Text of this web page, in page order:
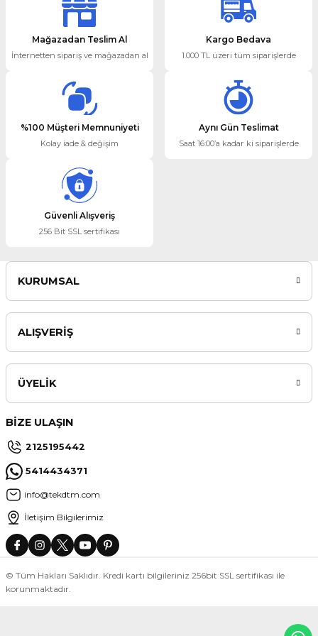
Mağazadan Teslim Al
İnternetten sipariş ve mağazadan al
Kargo Bedava
1.000 TL üzeri tüm siparişlerde
%100 Müşteri Memnuniyeti
Kolay iade & değişim
Aynı Gün Teslimat
Saat 16:00’a kadar ki siparişlerde
Güvenli Alışveriş
256 Bit SSL sertifikası
KURUMSAL
ALIŞVERİŞ
ÜYELİK
BİZE ULAŞIN
2125195442
5414434371
info@tekdtm.com
İletişim Bilgilerimiz
© Tüm Hakları Saklıdır. Kredi kartı bilgileriniz 256bit SSL sertifikası ile
korunmaktadır.